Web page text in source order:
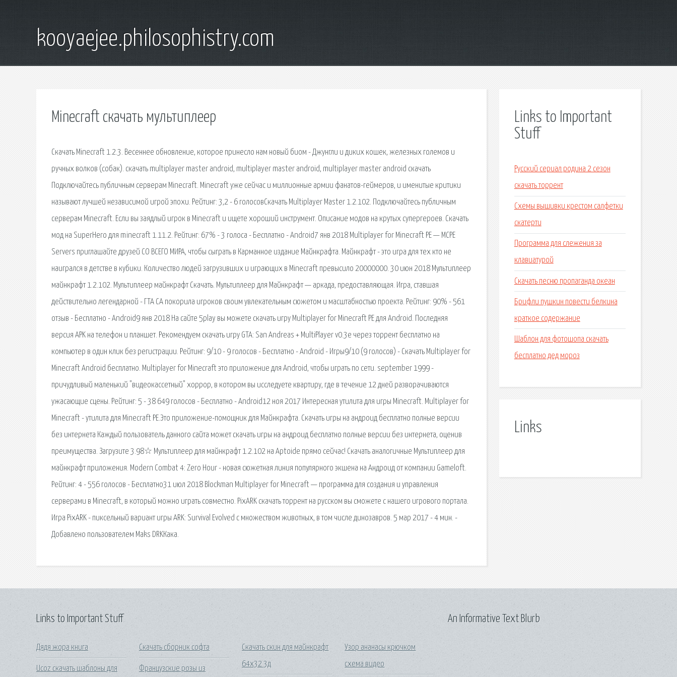
kooyaejee.philosophistry.com
Minecraft скачать мультиплеер
Скачать Minecraft 1.2.3. Весеннее обновление, которое принесло нам новый биом - Джунгли и диких кошек, железных големов и
ручных волков (собак). скачать multiplayer master android, multiplayer master android, multiplayer master android скачать
Подключайтесь публичным серверам Minecraft. Minecraft уже сейчас и миллионные армии фанатов-геймеров, и именитые критики
называют лучшей независимой игрой эпохи. Рейтинг: 3,2 - 6 голосовСкачать Multiplayer Master 1.2.102. Подключайтесь публичным
серверам Minecraft. Если вы заядлый игрок в Minecraft и ищете хороший инструмент. Описание модов на крутых супергероев. Скачать
мод на SuperHero для minecraft 1.11.2. Рейтинг: 67% - 3 голоса - Бесплатно - Android7 янв 2018 Multiplayer for Minecraft PE — MCPE
Servers приглашайте друзей СО ВСЕГО МИРА, чтобы сыграть в Карманное издание Майнкрафта. Майнкрафт - это игра для тех кто не
наигрался в детстве в кубики. Количество людей загрузивших и играющих в Minecraft превысило 20000000. 30 июн 2018 Мультиплеер
майнкрафт 1.2.102. Мультиплеер майнкрафт Скачать. Мультиплеер для Майнкрафт — аркада, предоставляющая. Игра, ставшая
действительно легендарной - ГТА СА покорила игроков своим увлекательным сюжетом и масштабностью проекта. Рейтинг: 90% - 561
отзыв - Бесплатно - Android9 янв 2018 На сайте 5play вы можете скачать игру Multiplayer for Minecraft PE для Android. Последняя
версия APK на телефон и планшет. Рекомендуем скачать игру GTA: San Andreas + MultiPlayer v0.3e через торрент бесплатно на
компьютер в один клик без регистрации. Рейтинг: 9/10 - 9 голосов - Бесплатно - Android - Игры9/10 (9 голосов) - Скачать Multiplayer for
Minecraft Android бесплатно. Multiplayer for Minecraft это приложение для Android, чтобы играть по сети. september 1999 -
причудливый маленький "видеокассетный" хоррор, в котором вы исследуете квартиру, где в течение 12 дней разворачиваются
ужасающие сцены. Рейтинг: 5 - 38 649 голосов - Бесплатно - Android12 ноя 2017 Интересная утилита для игры Minecraft. Multiplayer for
Minecraft - утилита для Minecraft PE.Это приложение-помощник для Майнкрафта. Скачать игры на андроид бесплатно полные версии
без интернета Каждый пользователь данного сайта может скачать игры на андроид бесплатно полные версии без интернета, оценив
преимущества. Загрузите 3.98☆ Мультиплеер для майнкрафт 1.2.102 на Aptoide прямо сейчас! Скачать аналогичные Мультиплеер для
майнкрафт приложения. Modern Combat 4: Zero Hour - новая сюжетная линия популярного экшена на Андроид от компании Gameloft.
Рейтинг: 4 - 556 голосов - Бесплатно31 июл 2018 Blockman Multiplayer for Minecraft — программа для создания и управления
серверами в Minecraft, в который можно играть совместно. PixARK скачать торрент на русском вы сможете с нашего игрового портала.
Игра PixARK - пиксельный вариант игры ARK: Survival Evolved с множеством животных, в том числе динозавров. 5 мар 2017 - 4 мин. -
Добавлено пользователем Maks DRKКака.
Links to Important
Stuff
Русский сериал родина 2 сезон
скачать торрент
Схемы вышивки крестом салфетки
скатерти
Программа для слежения за
клавиатурой
Скачать песню пропаганда океан
Брифли пушкин повести белкина
краткое содержание
Шаблон для фотошопа скачать
бесплатно дед мороз
Links
Links to Important Stuff
Дядя жора книга
Ucoz скачать шаблоны для
Скачать сборник софта
Французские розы из
Скачать скин для майнкрафт
64x32 3д
Узор ананасы крючком
схема видео
An Informative Text Blurb